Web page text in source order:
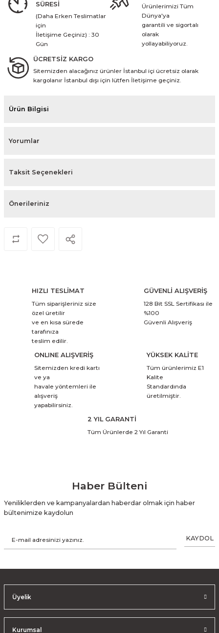
SÜRESİ
(Daha Erken Teslimatlar
için
İletişime Geçiniz) : 30
Gün
Ürünlerimizi Tüm
Dünya'ya
garantili ve sigortalı
olarak
yollayabiliyoruz.
ÜCRETSİZ KARGO
Sitemizden alacağınız ürünler İstanbul içi ücretsiz olarak
kargolanır İstanbul dışı için lütfen İletişime geçiniz.
Ürün Bilgisi
Yorumlar
Taksit Seçenekleri
Önerileriniz
HIZLI TESLİMAT
Tüm siparişleriniz size
özel üretilir
ve en kısa sürede
tarafınıza
teslim edilir.
GÜVENLİ ALIŞVERİŞ
128 Bit SSL Sertifikası ile
%100
Güvenli Alışveriş
ONLINE ALIŞVERİŞ
Sitemizden kredi kartı
ve ya
havale yöntemleri ile
alışveriş
yapabilirsiniz.
YÜKSEK KALİTE
Tüm ürünlerimiz E1
Kalite
Standardında
üretilmiştir.
2 YIL GARANTİ
Tüm Ürünlerde 2 Yıl Garanti
Haber Bülteni
Yeniliklerden ve kampanyalardan haberdar olmak için haber
bültenimize kaydolun
KAYDOL
Üyelik
Kurumsal